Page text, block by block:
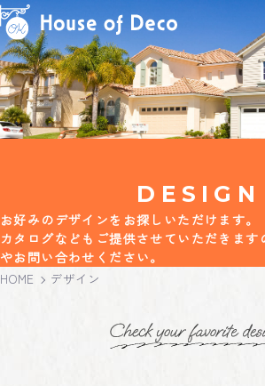
DESIGN
お好みのデザインをお探しいただけます。
カタログなどもご提供させていただきま
やお問い合わせください。
HOME
デザイン